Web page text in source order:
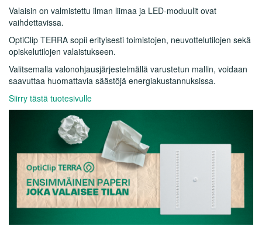
Valaisin on valmistettu ilman liimaa ja LED-moduulit ovat
vaihdettavissa.
OptiClip TERRA sopii erityisesti toimistojen, neuvottelutilojen sekä
opiskelutilojen valaistukseen.
Valitsemalla valonohjausjärjestelmällä varustetun mallin, voidaan
saavuttaa huomattavia säästöjä energiakustannuksissa.
Siirry tästä tuotesivulle